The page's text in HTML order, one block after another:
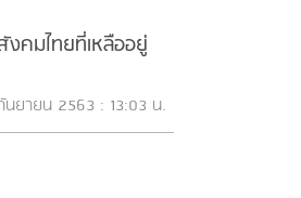
งคมไทยที่เหลืออยู่
ยายน 2563 : 13:03 น.